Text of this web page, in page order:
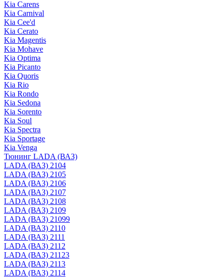
Kia Carens
Kia Carnival
Kia Cee'd
Kia Cerato
Kia Magentis
Kia Mohave
Kia Optima
Kia Picanto
Kia Quoris
Kia Rio
Kia Rondo
Kia Sedona
Kia Sorento
Kia Soul
Kia Spectra
Kia Sportage
Kia Venga
Тюнинг LADA (ВАЗ)
LADA (ВАЗ) 2104
LADA (ВАЗ) 2105
LADA (ВАЗ) 2106
LADA (ВАЗ) 2107
LADA (ВАЗ) 2108
LADA (ВАЗ) 2109
LADA (ВАЗ) 21099
LADA (ВАЗ) 2110
LADA (ВАЗ) 2111
LADA (ВАЗ) 2112
LADA (ВАЗ) 21123
LADA (ВАЗ) 2113
LADA (ВАЗ) 2114